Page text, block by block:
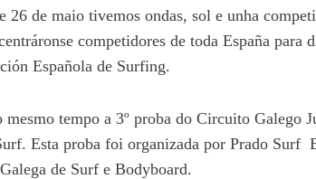
26 de maio tivemos ondas, sol e unha
competidores de toda España para
Española de Surfing.
mesmo tempo a 3º proba do Circuito Galego
Esta proba foi organizada por Prado Surf
de Surf e Bodyboard.